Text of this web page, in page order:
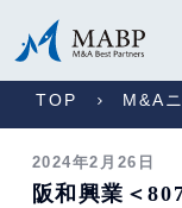
TOP M&A
2024年2月26日
阪和興業＜